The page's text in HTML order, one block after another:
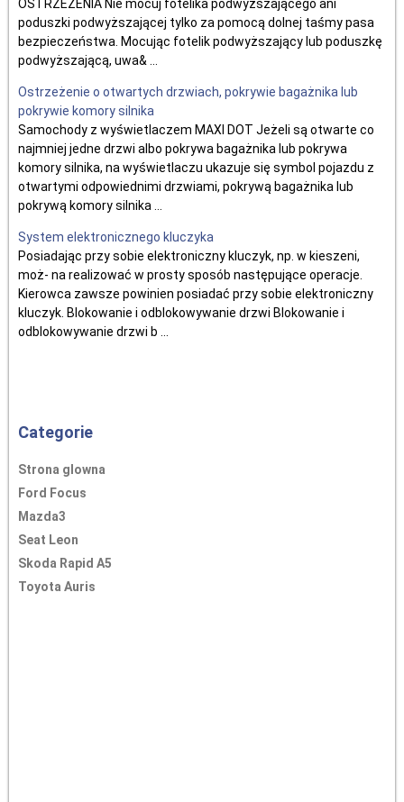
OSTRZEŻENIA Nie mocuj fotelika podwyższającego ani
poduszki podwyższającej tylko za pomocą dolnej taśmy pasa
bezpieczeństwa. Mocując fotelik podwyższający lub poduszkę
podwyższającą, uwa& ...
Ostrzeżenie o otwartych drzwiach, pokrywie bagażnika lub
pokrywie komory silnika
Samochody z wyświetlaczem MAXI DOT Jeżeli są otwarte co
najmniej jedne drzwi albo pokrywa bagażnika lub pokrywa
komory silnika, na wyświetlaczu ukazuje się symbol pojazdu z
otwartymi odpowiednimi drzwiami, pokrywą bagażnika lub
pokrywą komory silnika ...
System elektronicznego kluczyka
Posiadając przy sobie elektroniczny kluczyk, np. w kieszeni,
moż- na realizować w prosty sposób następujące operacje.
Kierowca zawsze powinien posiadać przy sobie elektroniczny
kluczyk. Blokowanie i odblokowywanie drzwi Blokowanie i
odblokowywanie drzwi b ...
Categorie
Strona glowna
Ford Focus
Mazda3
Seat Leon
Skoda Rapid A5
Toyota Auris